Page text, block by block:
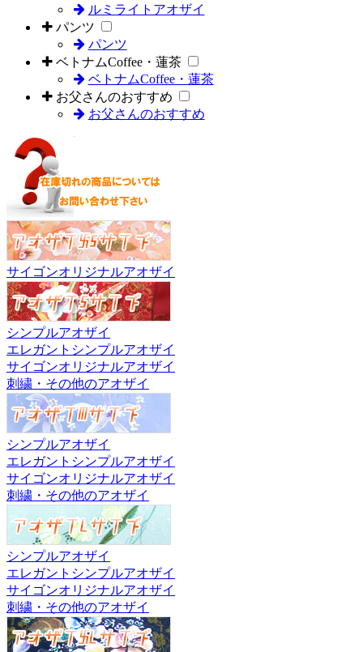
ルミライトアオザイ
パンツ
パンツ
ベトナムCoffee・蓮茶
ベトナムCoffee・蓮茶
お父さんのおすすめ
お父さんのおすすめ
サイゴンオリジナルアオザイ
シンプルアオザイ
エレガントシンプルアオザイ
サイゴンオリジナルアオザイ
刺繍・その他のアオザイ
シンプルアオザイ
エレガントシンプルアオザイ
サイゴンオリジナルアオザイ
刺繍・その他のアオザイ
シンプルアオザイ
エレガントシンプルアオザイ
サイゴンオリジナルアオザイ
刺繍・その他のアオザイ